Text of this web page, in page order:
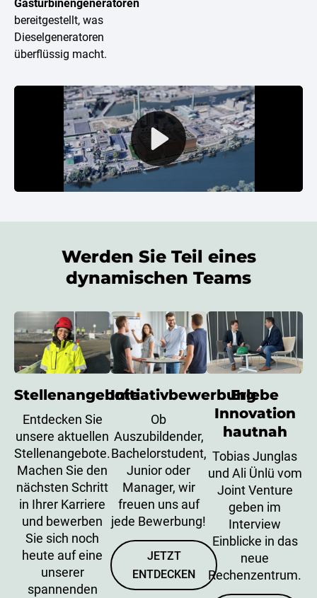
Gasturbinengeneratoren
bereitgestellt, was
Dieselgeneratoren
überflüssig macht.
Werden Sie Teil eines
dynamischen Teams
Stellenangebote
Entdecken Sie
unsere aktuellen
Stellenangebote.
Machen Sie den
nächsten Schritt
in Ihrer Karriere
und bewerben
Sie sich noch
heute auf eine
unserer
spannenden
Initiativbewerbung
Ob
Auszubildender,
Bachelorstudent,
Junior oder
Manager, wir
freuen uns auf
jede Bewerbung!
JETZT
ENTDECKEN
Erlebe
Innovation
hautnah
Tobias Junglas
und Ali Ünlü vom
Joint Venture
geben im
Interview
Einblicke in das
neue
Rechenzentrum.